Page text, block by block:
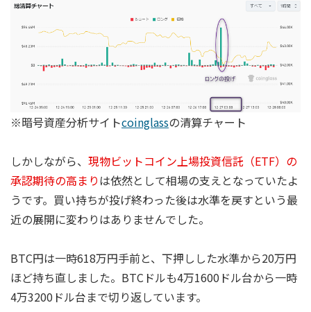
※暗号資産分析サイトcoinglassの清算チャート
しかしながら、 現物ビットコイン上場投資信託（ETF）の
承認期待の高まりは依然として相場の支えとなっていたよ
うです。買い持ちが投げ終わった後は水準を戻すという最
近の展開に変わりはありませんでした。
BTC円は一時618万円手前と、下押しした水準から20万円
ほど持ち直しました。BTCドルも4万1600ドル台から一時
4万3200ドル台まで切り返しています。